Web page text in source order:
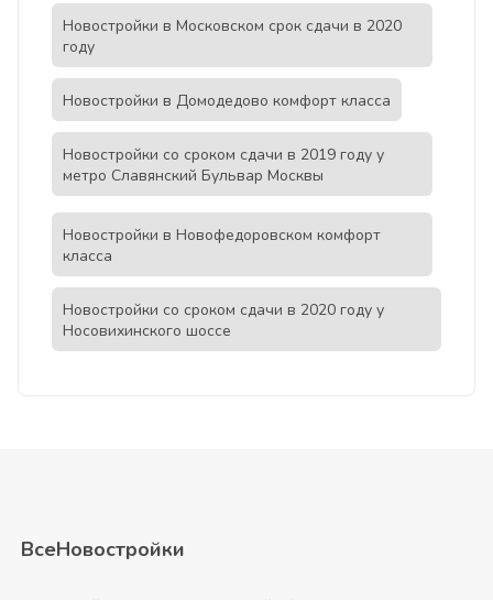
Новостройки в Московском срок сдачи в 2020
году
Новостройки в Домодедово комфорт класса
Новостройки со сроком сдачи в 2019 году у
метро Славянский Бульвар Москвы
Новостройки в Новофедоровском комфорт
класса
Новостройки со сроком сдачи в 2020 году у
Носовихинского шоссе
ВсеНовостройки